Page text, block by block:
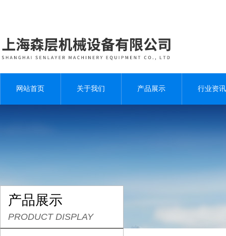
网站首页 关于我们 产品展示 行业资讯
产品展示
PRODUCT DISPLAY